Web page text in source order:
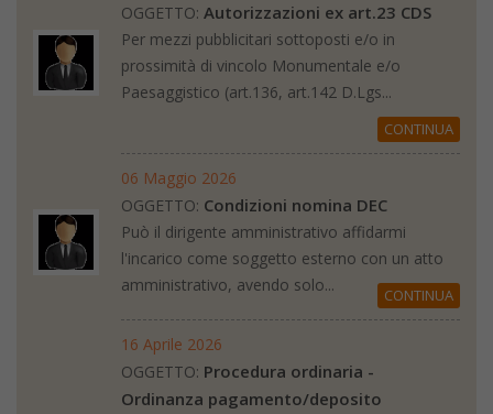
OGGETTO: Autorizzazioni ex art.23 CDS
Per mezzi pubblicitari sottoposti e/o in
prossimità di vincolo Monumentale e/o
Paesaggistico (art.136, art.142 D.Lgs...
CONTINUA
06 Maggio 2026
OGGETTO: Condizioni nomina DEC
Può il dirigente amministrativo affidarmi
l'incarico come soggetto esterno con un atto
amministrativo, avendo solo...
CONTINUA
16 Aprile 2026
OGGETTO: Procedura ordinaria -
Ordinanza pagamento/deposito